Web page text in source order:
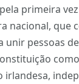
primeira
nacional, que
unir pessoas